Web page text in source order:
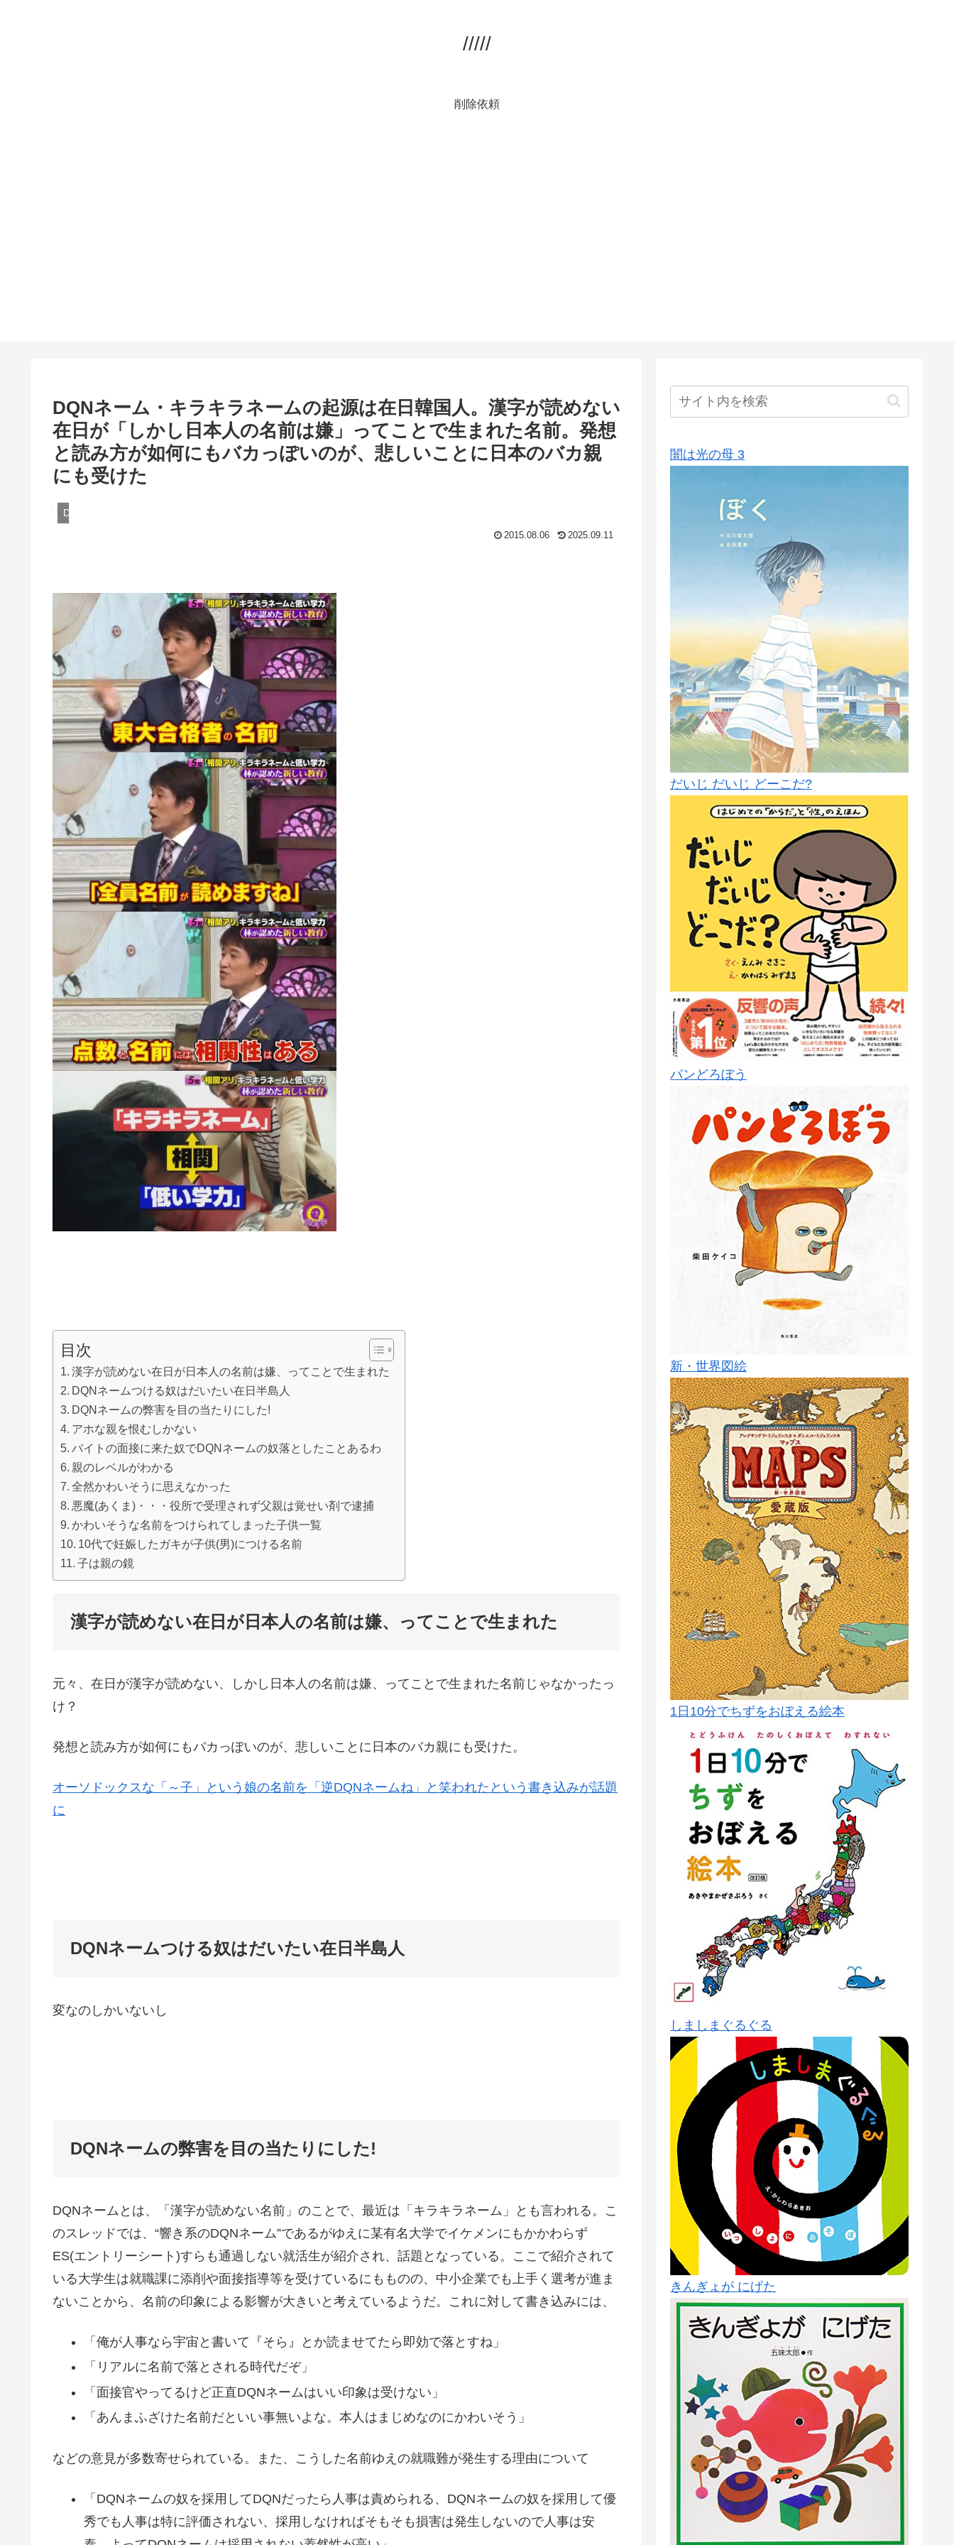
/////
削除依頼
DQNネーム・キラキラネームの起源は在日韓国人。漢字が読めない
在日が「しかし日本人の名前は嫌」ってことで生まれた名前。発想
と読み方が如何にもバカっぽいのが、悲しいことに日本のバカ親
にも受けた
DQN
2015.08.06 2025.09.11
目次
漢字が読めない在日が日本人の名前は嫌、ってことで生まれた
DQNネームつける奴はだいたい在日半島人
DQNネームの弊害を目の当たりにした!
アホな親を恨むしかない
バイトの面接に来た奴でDQNネームの奴落としたことあるわ
親のレベルがわかる
全然かわいそうに思えなかった
悪魔(あくま)・・・役所で受理されず父親は覚せい剤で逮捕
かわいそうな名前をつけられてしまった子供一覧
10代で妊娠したガキが子供(男)につける名前
子は親の鏡
漢字が読めない在日が日本人の名前は嫌、ってことで生まれた
元々、在日が漢字が読めない、しかし日本人の名前は嫌、ってことで生まれた名前じゃなかったっ
け？
発想と読み方が如何にもバカっぽいのが、悲しいことに日本のバカ親にも受けた。
オーソドックスな「～子」という娘の名前を「逆DQNネームね」と笑われたという書き込みが話題
に
DQNネームつける奴はだいたい在日半島人
変なのしかいないし
DQNネームの弊害を目の当たりにした!
DQNネームとは、「漢字が読めない名前」のことで、最近は「キラキラネーム」とも言われる。こ
のスレッドでは、“響き系のDQNネーム”であるがゆえに某有名大学でイケメンにもかかわらず
ES(エントリーシート)すらも通過しない就活生が紹介され、話題となっている。ここで紹介されて
いる大学生は就職課に添削や面接指導等を受けているにもものの、中小企業でも上手く選考が進ま
ないことから、名前の印象による影響が大きいと考えているようだ。これに対して書き込みには、
「俺が人事なら宇宙と書いて『そら』とか読ませてたら即効で落とすね」
「リアルに名前で落とされる時代だぞ」
「面接官やってるけど正直DQNネームはいい印象は受けない」
「あんまふざけた名前だといい事無いよな。本人はまじめなのにかわいそう」
などの意見が多数寄せられている。また、こうした名前ゆえの就職難が発生する理由について
「DQNネームの奴を採用してDQNだったら人事は責められる、DQNネームの奴を採用して優
秀でも人事は特に評価されない、採用しなければそもそも損害は発生しないので人事は安
闇は光の母 3
だいじ だいじ どーこだ?
パンどろぼう
新・世界図絵
1日10分でちずをおぼえる絵本
しましまぐるぐる
きんぎょが にげた